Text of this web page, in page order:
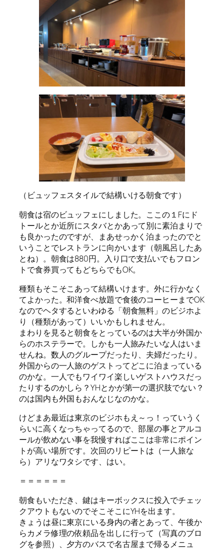
（ビュッフェスタイルで結構いける朝食です）
朝食は宿のビュッフェにしました。ここの１Fにド
トールとか近所にスタバとかあって別に素泊まりで
も良かったのですが、まあせっかく泊まったのでと
いうことでレストランに向かいます（朝風呂したあ
とね）。朝食は880円。入り口で支払いでもフロン
トで食券買ってもどちらでもOK。
種類もそこそこあって結構いけます。外に行かなく
てよかった。和洋食べ放題で食後のコーヒーまでOK
なのでヘタするといわゆる「朝食無料」のビジホよ
り（種類があって）いいかもしれません。
まわりを見ると朝食をとっているのは大半が外国か
らのホステラーで。しかも一人旅みたいな人はいま
せんね。数人のグループだったり、夫婦だったり。
外国からの一人旅のゲストってどこに泊まっている
のかな。一人でもワイワイ楽しいゲストハウスだっ
たりするのかしら？YHとかが第一の選択肢でない？
のは国内も外国もおんなじなのかな。
けどまあ最近は東京のビジホもえ～っ！っていうく
らいに高くなっちゃってるので、部屋の事とアルコ
ールが飲めない事を我慢すればここは非常にポイン
トが高い場所です。次回のリピートは（一人旅な
ら）アリなワタシです、はい。
＝＝＝＝＝＝
朝食もいただき、鍵はキーボックスに投入でチェッ
クアウトもないのでそこそこにYHを出ます。
きょうは昼に東京にいる身内の者とあって、午後か
らカメラ修理の依頼品を出しに行って（写真のブロ
グを参照）、夕方のバスで名古屋まで帰るメニュ